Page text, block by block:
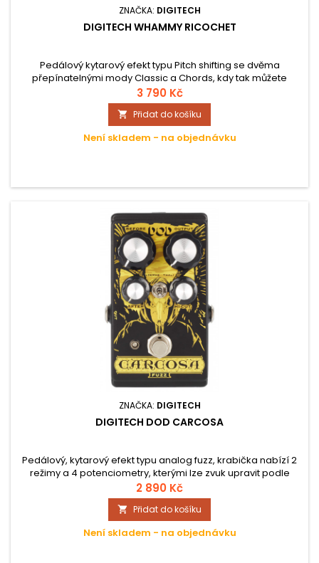
ZNAČKA: DIGITECH
DIGITECH WHAMMY RICOCHET
Pedálový kytarový efekt typu Pitch shifting se dvěma
přepínatelnými mody Classic a Chords, kdy tak můžete
ohýbat jednotlivé noty nebo zvuk celých akordů. Efekt má
odolné kovové tělo.
3 790 Kč
 Přidat do košíku
Není skladem - na objednávku
ZNAČKA: DIGITECH
DIGITECH DOD CARCOSA
Pedálový, kytarový efekt typu analog fuzz, krabička nabízí 2
režimy a 4 potenciometry, kterými lze zvuk upravit podle
požadavků.
2 890 Kč
 Přidat do košíku
Není skladem - na objednávku